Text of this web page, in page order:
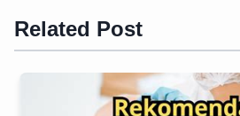
Related Post